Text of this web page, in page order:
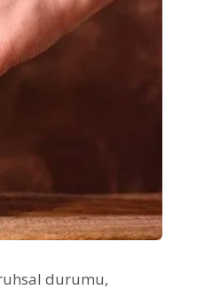
durumu,